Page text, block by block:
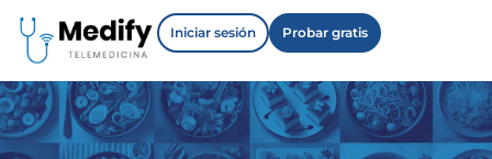
Iniciar sesión Probar gratis